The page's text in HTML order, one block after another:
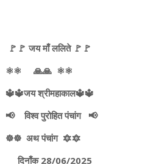
🚩🚩 जय माँ ललिते 🚩🚩
⚛️⚛️ 🙏🙏 ⚛️⚛️
🔱🔱जय श्रीमहाकाल🔱🔱
📢 विश्व पुरोहित पंचांग 📢
☸️☸️ अथ पंचांग 🔯🔯
दिनाँक 28/06/2025